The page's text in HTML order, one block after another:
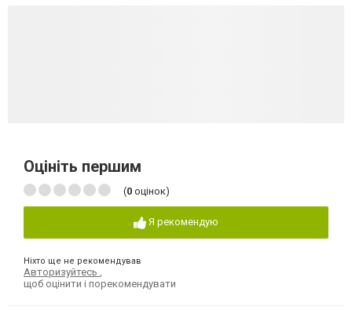
Оцініть першим
(0 оцінок)
Я рекомендую
Ніхто ще не рекомендував
Авторизуйтесь
щоб оцінити і порекомендувати